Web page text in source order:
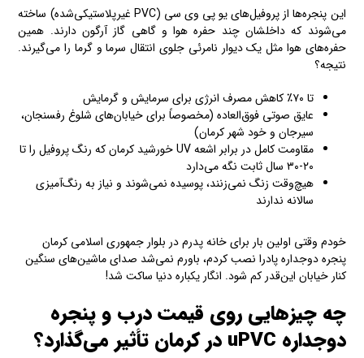
این پنجره‌ها از پروفیل‌های یو پی وی سی (PVC غیرپلاستیکی‌شده) ساخته
می‌شوند که داخلشان چند حفره هوا و گاهی گاز آرگون دارند. همین
حفره‌های هوا مثل یک دیوار نامرئی جلوی انتقال سرما و گرما را می‌گیرند.
نتیجه؟
تا ۷۰٪ کاهش مصرف انرژی برای سرمایش و گرمایش
عایق صوتی فوق‌العاده (مخصوصاً برای خیابان‌های شلوغ رفسنجان،
سیرجان و خود شهر کرمان)
مقاومت کامل در برابر اشعه UV خورشید کرمان که رنگ پروفیل را تا
۲۰-۳۰ سال ثابت نگه می‌دارد
هیچ‌وقت زنگ نمی‌زنند، پوسیده نمی‌شوند و نیاز به رنگ‌آمیزی
سالانه ندارند
خودم وقتی اولین بار برای خانه پدرم در بلوار جمهوری اسلامی کرمان
پنجره دوجداره پادرا نصب کردم، باورم نمی‌شد صدای ماشین‌های سنگین
کنار خیابان این‌قدر کم شود. انگار یکباره دنیا ساکت شد!
چه چیزهایی روی قیمت درب و پنجره
دوجداره uPVC در کرمان تأثیر می‌گذارد؟